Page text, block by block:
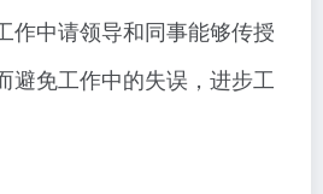
作中请领导和同事能够传授
避免工作中的失误，进步工